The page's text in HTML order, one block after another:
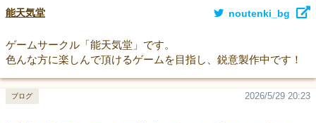
能天気堂 noutenki_bg
ゲームサークル「能天気堂」です。
色んな方に楽しんで頂けるゲームを目指し、鋭意製作中です！
2026/5/29 20:23
ブログ